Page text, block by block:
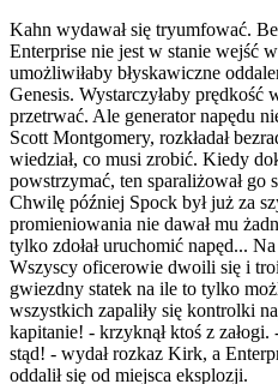
Kahn wydawał się tryumfować.
Enterprise nie jest w stanie wejść
umożliwiłaby błyskawiczne
Genesis. Wystarczyłaby prędkość
przetrwać. Ale generator napędu
Scott Montgomery, rozkładał
wiedział, co musi zrobić. Kiedy
powstrzymać, ten sparaliżował
Chwilę później Spock był już za
promieniowania nie dawał mu
tylko zdołał uruchomić napęd...
Wszyscy oficerowie dwoili się i
gwiezdny statek na ile to tylko
wszystkich zapaliły się kontrolki
kapitanie! - krzyknął ktoś z załogi.
stąd! - wydał rozkaz Kirk, a
oddalił się od miejsca eksplozji.